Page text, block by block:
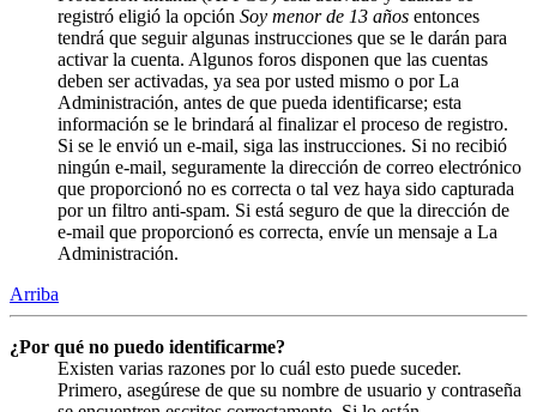
registró eligió la opción Soy menor de 13 años entonces
tendrá que seguir algunas instrucciones que se le darán para
activar la cuenta. Algunos foros disponen que las cuentas
deben ser activadas, ya sea por usted mismo o por La
Administración, antes de que pueda identificarse; esta
información se le brindará al finalizar el proceso de registro.
Si se le envió un e-mail, siga las instrucciones. Si no recibió
ningún e-mail, seguramente la dirección de correo electrónico
que proporcionó no es correcta o tal vez haya sido capturada
por un filtro anti-spam. Si está seguro de que la dirección de
e-mail que proporcionó es correcta, envíe un mensaje a La
Administración.
Arriba
¿Por qué no puedo identificarme?
Existen varias razones por lo cuál esto puede suceder.
Primero, asegúrese de que su nombre de usuario y contraseña